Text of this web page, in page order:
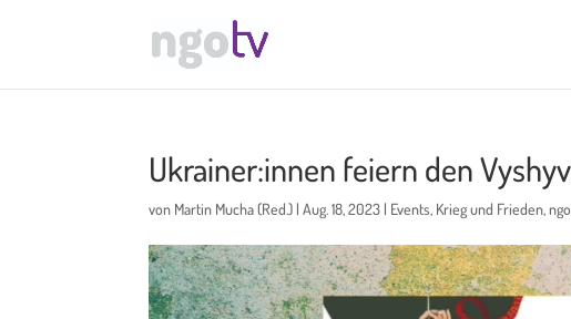
Ukrainer:innen feiern den
von Martin Mucha (Red.) |Aug. 18, 2023 | Events, Krieg und Frieden,